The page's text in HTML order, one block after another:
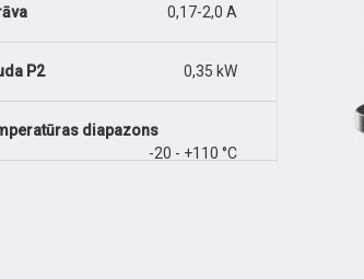
0,17-2,0 A
P2 0,35 kW
diapazons
-20 - +110 °C